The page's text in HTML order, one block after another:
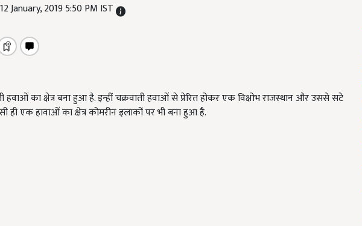
January, 2019 5:50 PM IST
का क्षेत्र बना हुआ है. इन्हीं चक्रवाती हवाओं से प्रेरित होकर एक विक्षोभ राजस्थान और उससे सटे
ही एक हावाओं का क्षेत्र कोमरीन इलाकों पर भी बना हुआ है.